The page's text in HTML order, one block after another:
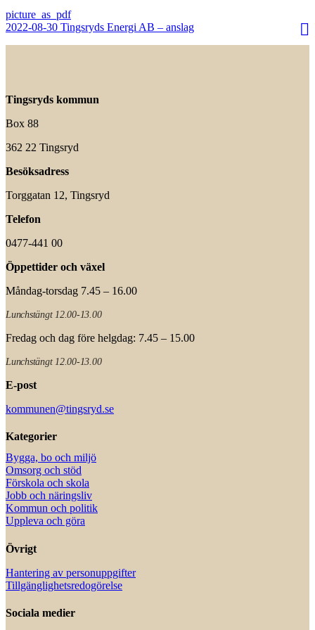
2022-08-30 Tingsryds Energi AB – anslag
Tingsryds kommun
Box 88
362 22 Tingsryd
Besöksadress
Torggatan 12, Tingsryd
Telefon
0477-441 00
Öppettider och växel
Måndag-torsdag 7.45 – 16.00
Lunchstängt 12.00-13.00
Fredag och dag före helgdag: 7.45 – 15.00
Lunchstängt 12.00-13.00
E-post
kommunen@tingsryd.se
Kategorier
Bygga, bo och miljö
Omsorg och stöd
Förskola och skola
Jobb och näringsliv
Kommun och politik
Uppleva och göra
Övrigt
Hantering av personuppgifter
Tillgänglighetsredogörelse
Sociala medier